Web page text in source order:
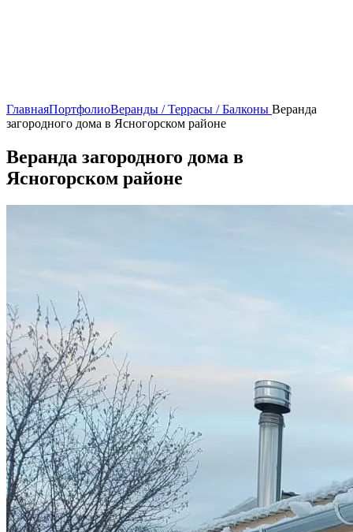
ГлавнаяПортфолиоВеранды / Террасы / Балконы Веранда
загородного дома в Ясногорском районе
Веранда загородного дома в
Ясногорском районе